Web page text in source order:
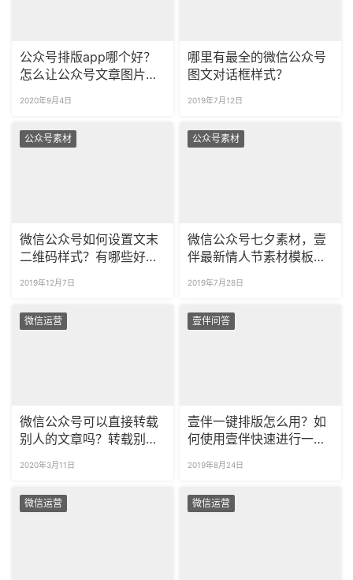
公众号排版app哪个好？
怎么让公众号文章图片之
2020年9月4日
哪里有最全的微信公众号
图文对话框样式？
2019年7月12日
公众号素材
微信公众号如何设置文末
二维码样式？有哪些好看
2019年12月7日
公众号素材
微信公众号七夕素材，壹
伴最新情人节素材模板更
2019年7月28日
微信运营
微信公众号可以直接转载
别人的文章吗？转载别人
2020年3月11日
壹伴问答
壹伴一键排版怎么用？如
何使用壹伴快速进行一键
2019年8月24日
微信运营 微信运营